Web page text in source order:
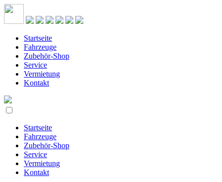
Startseite
Fahrzeuge
Zubehör-Shop
Service
Vermietung
Kontakt
Startseite
Fahrzeuge
Zubehör-Shop
Service
Vermietung
Kontakt